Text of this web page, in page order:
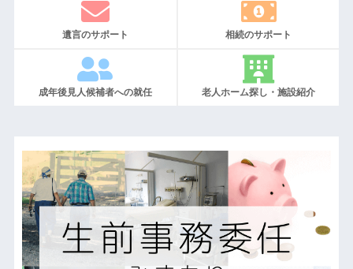
遺言のサポート 相続のサポート
成年後見人候補者への就任 老人ホーム探し・施設紹介